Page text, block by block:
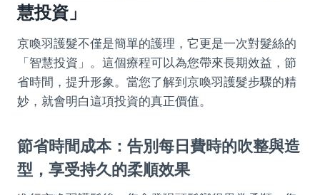
慧投資」
京喚羽護髮不僅是簡單的護理，它更是一次對髮絲的
「智慧投資」。這個療程可以為您帶來長期效益，節
省時間，提升形象。當您了解到京喚羽護髮步驟的精
妙，就會明白這項投資的真正價值。
節省時間成本：告別每日費時的吹整與造
型，享受持久的柔順效果